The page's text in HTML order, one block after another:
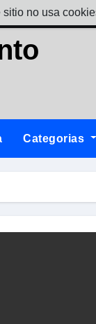
Categorias
sitio no usa